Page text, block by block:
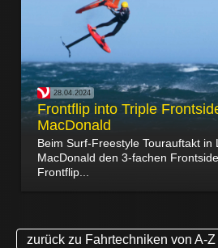
28.04.2024
Frontflip into Triple
MacDonald
Beim Surf-Freestyle Tourauftakt in
MacDonald den 3-fachen
Frontflip...
zurück zu Fahrtechniken von A-Z